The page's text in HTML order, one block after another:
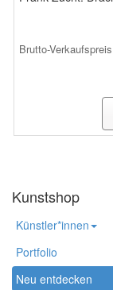
Brutto-
Kunstshop
Künstler*innen
Portfolio
Neu entdecken